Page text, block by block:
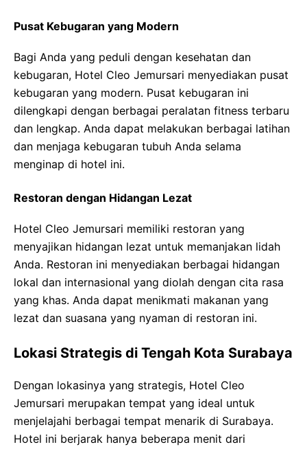
Pusat Kebugaran yang Modern
Bagi Anda yang peduli dengan kesehatan dan
kebugaran, Hotel Cleo Jemursari menyediakan pusat
kebugaran yang modern. Pusat kebugaran ini
dilengkapi dengan berbagai peralatan fitness terbaru
dan lengkap. Anda dapat melakukan berbagai latihan
dan menjaga kebugaran tubuh Anda selama
menginap di hotel ini.
Restoran dengan Hidangan Lezat
Hotel Cleo Jemursari memiliki restoran yang
menyajikan hidangan lezat untuk memanjakan lidah
Anda. Restoran ini menyediakan berbagai hidangan
lokal dan internasional yang diolah dengan cita rasa
yang khas. Anda dapat menikmati makanan yang
lezat dan suasana yang nyaman di restoran ini.
Lokasi Strategis di Tengah Kota Surabaya
Dengan lokasinya yang strategis, Hotel Cleo
Jemursari merupakan tempat yang ideal untuk
menjelajahi berbagai tempat menarik di Surabaya.
Hotel ini berjarak hanya beberapa menit dari